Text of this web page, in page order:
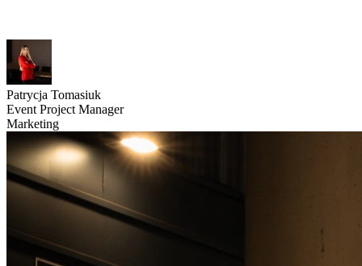
Patrycja Tomasiuk
Event Project Manager
Marketing